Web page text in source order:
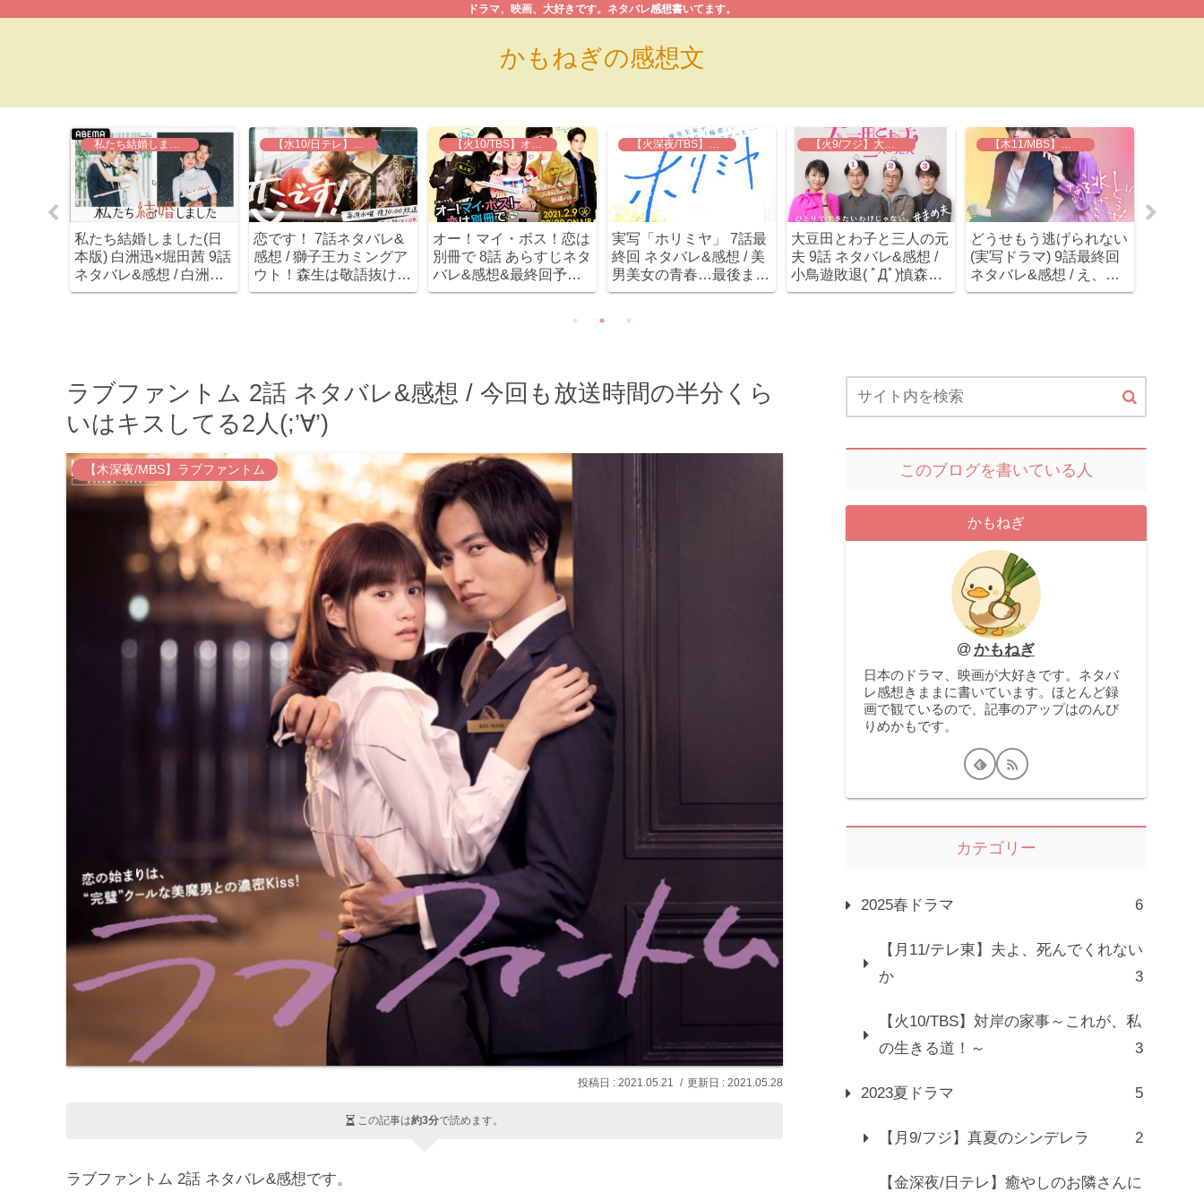
かもねぎの感想文
ドラマ、映画、大好きです。ネタバレ感想書いてます。
私たち結婚しました
私たち結婚しました(日
本版) 白洲迅×堀田茜 9話
ネタバレ&感想 / 白洲迅
が頑張って距離詰めてる
【水10/日テレ】恋です！
恋です！ 7話ネタバレ&
感想 / 獅子王カミングア
ウト！森生は敬語抜けな
いうちに強力ライバル出
【火10/TBS】オー！マイ・ボス！恋は別冊で
オー！マイ・ボス！恋は
別冊で 8話 あらすじネタ
バレ&感想&最終回予想 /
宝来姉弟が急展開！まさ
【火深夜/TBS】実写 ホリミヤ
実写「ホリミヤ」 7話最
終回 ネタバレ&感想 / 美
男美女の青春…最後まで
キラキラしてました
【火9/フジ】大豆田とわ子と三人の元夫
大豆田とわ子と三人の元
夫 9話 ネタバレ&感想 /
小鳥遊敗退( ﾟДﾟ)慎森の
可愛さが加速してノンス
【木11/MBS】どうせもう逃げられない
どうせもう逃げられない
(実写ドラマ) 9話最終回
ネタバレ&感想 / え、最
後は霊が出てきて拓己の
ラブファントム 2話 ネタバレ&感想 / 今回も放送時間の半分くら
いはキスしてる2人(;’∀’)
【木深夜/MBS】ラブファントム
2021.05.21 2021.05.28
この記事は約3分で読めます。
ラブファントム 2話 ネタバレ&感想です。
このブログを書いている人
かもねぎ
かもねぎ
日本のドラマ、映画が大好きです。ネタバ
レ感想きままに書いています。ほとんど録
画で観ているので、記事のアップはのんび
りめかもです。
カテゴリー
2025春ドラマ 6
【月11/テレ東】夫よ、死んでくれない
か
3
【火10/TBS】対岸の家事～これが、私
の生きる道！～
3
2023夏ドラマ 5
【月9/フジ】真夏のシンデレラ 2
【金深夜/日テレ】癒やしのお隣さんに